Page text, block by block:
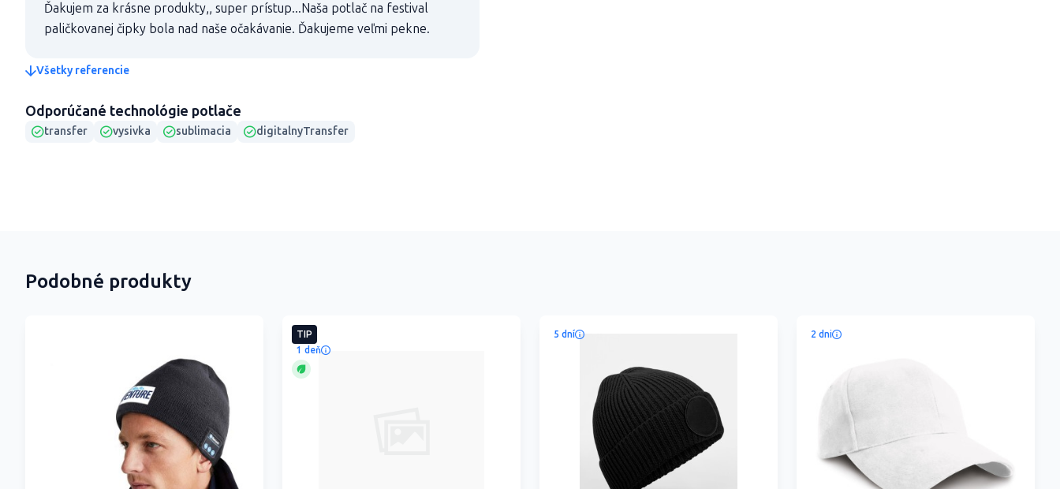
Ďakujem za krásne produkty,, super prístup...Naša potlač na festival
paličkovanej čipky bola nad naše očakávanie. Ďakujeme veľmi pekne.
Všetky referencie
Odporúčané technológie potlače
transfer vysivka sublimacia digitalnyTransfer
Podobné produkty
TIP
1 deň
5 dní 2 dni